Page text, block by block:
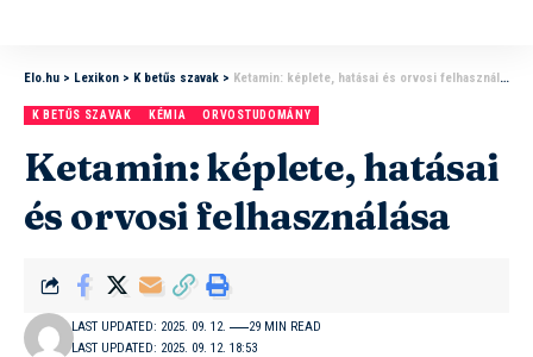
Elo.hu > Lexikon > K betűs szavak > Ketamin: képlete, hatásai és orvosi felhasználása
K BETŰS SZAVAK KÉMIA ORVOSTUDOMÁNY
Ketamin: képlete, hatásai
és orvosi felhasználása
LAST UPDATED: 2025. 09. 12. 18:53
LAST UPDATED: 2025. 09. 12. 29 MIN READ